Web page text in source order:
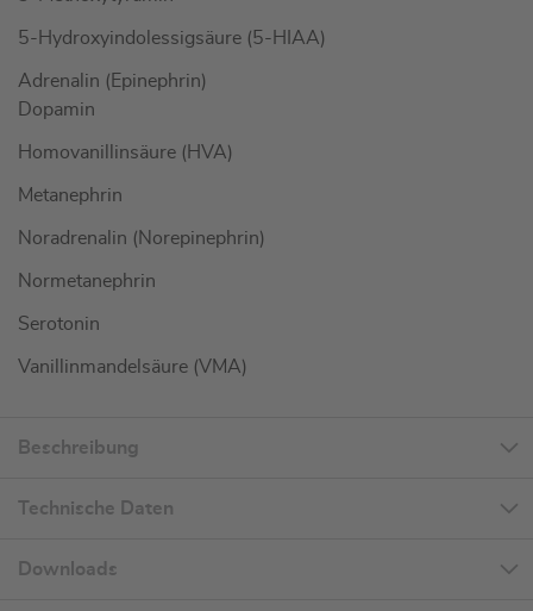
5-Hydroxyindolessigsäure (5-HIAA)
Adrenalin (Epinephrin)
Dopamin
Homovanillinsäure (HVA)
Metanephrin
Noradrenalin (Norepinephrin)
Normetanephrin
Serotonin
Vanillinmandelsäure (VMA)
Beschreibung
Technische Daten
Downloads